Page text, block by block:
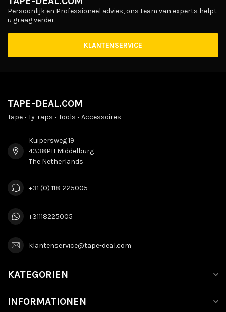
Persoonlijk en Professioneel advies, ons team van experts helpt
u graag verder.
KLANTENSERVICE
TAPE-DEAL.COM
Tape • Ty-raps • Tools • Accessoires
Kuipersweg 19
4338PH Middelburg
The Netherlands
+31 (0) 118-225005
+31118225005
klantenservice@tape-deal.com
KATEGORIEN
INFORMATIONEN